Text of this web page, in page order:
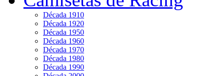
Década 1910
Década 1920
Década 1950
Década 1960
Década 1970
Década 1980
Década 1990